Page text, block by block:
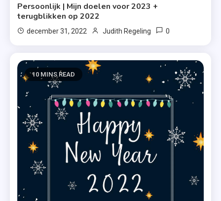
Persoonlijk | Mijn doelen voor 2023 +
terugblikken op 2022
december 31, 2022 Judith Regeling 0
10 MINS READ